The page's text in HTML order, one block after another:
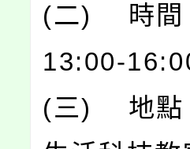
(二) 時間
13:00-
(三) 地點